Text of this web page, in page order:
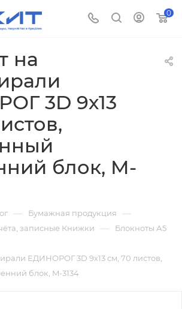
0
на
3D 9х13
блок, M-
— Бумажная продукция —
записные Книжки — Блокноты А5
ЕДИНОРОГ 3D 9х13 см, 70 листов,
блок, M-3134